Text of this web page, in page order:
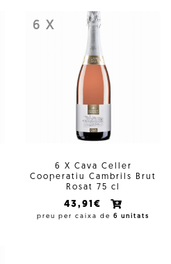
6 X
6 X Cava Celler
Cooperatiu Cambrils Brut
Rosat 75 cl
43,91€
preu per caixa de 6 unitats